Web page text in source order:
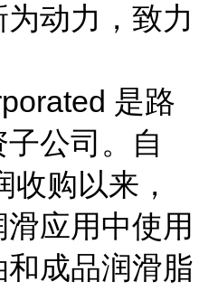
动力，致力
是路
公司。自
购以来，
应用中使用
成品润滑脂